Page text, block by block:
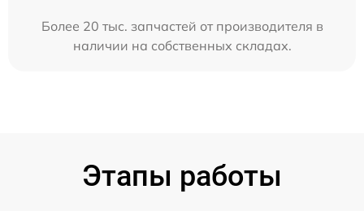
Более 20 тыс. запчастей от производителя в
наличии на собственных складах.
Этапы работы